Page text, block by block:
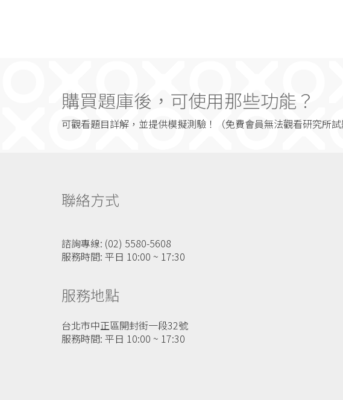
購買題庫後，可使用那些功能？
可觀看題目詳解，並提供模擬測驗！（免費會員無法觀看研究所試
聯絡方式
諮詢專線: (02) 5580-5608
服務時間: 平日 10:00 ~ 17:30
服務地點
台北市中正區開封街一段32號
服務時間: 平日 10:00 ~ 17:30